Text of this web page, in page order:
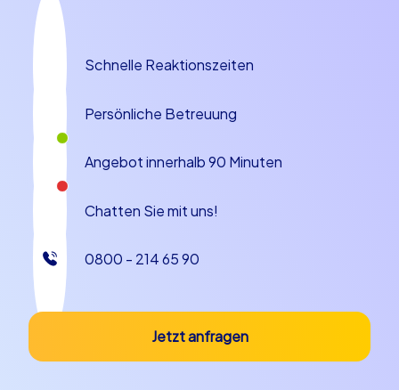
Schnelle Reaktionszeiten
Persönliche Betreuung
Angebot innerhalb 90 Minuten
Chatten Sie mit uns!
0800 - 214 65 90
Jetzt anfragen